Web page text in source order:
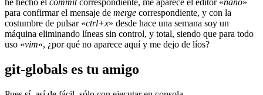
he hecho el commitcorrespondiente, me aparece el editor «nano»
para confirmar el mensaje de merge correspondiente, y con la
costumbre de pulsar «ctrl+x» desde hace una semana soy un
máquina eliminando líneas sin control, y total, siendo que para todo
uso «vim«, ¿por qué no aparece aquí y me dejo de líos?
git-globals es tu amigo